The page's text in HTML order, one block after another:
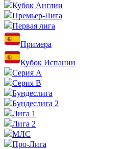
Кубок Англии
Премьер-Лига
Первая лига
Примера
Кубок Испании
Серия А
Серия B
Бундеслига
Бундеслига 2
Лига 1
Лига 2
МЛС
Про-Лига